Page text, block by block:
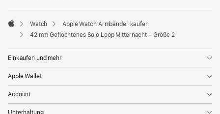
Apple
Watch
Apple Watch Armbänder kaufen
42 mm Geflochtenes Solo Loop Mitternacht – Größe 2
Einkaufen und mehr
Apple Wallet
Account
Unterhaltung